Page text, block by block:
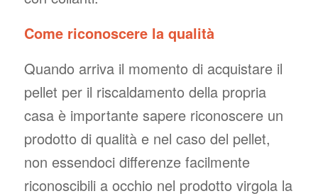
Come riconoscere la qualità
Quando arriva il momento di acquistare il
pellet per il riscaldamento della propria
casa è importante sapere riconoscere un
prodotto di qualità e nel caso del pellet,
non essendoci differenze facilmente
riconoscibili a occhio nel prodotto virgola la